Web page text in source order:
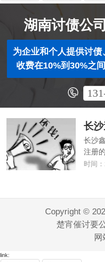
湖南讨债公
为企业和个人提供讨
收费在10%到30%之
长
长沙
注册
时间
Copyright ©
楚宵催讨要
网
link: